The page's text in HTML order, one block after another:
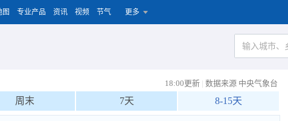
图 专业产品 资讯 视频 节气 更多
18:00更新 | 数据来源 中央气象台
周末 7天 8-15天